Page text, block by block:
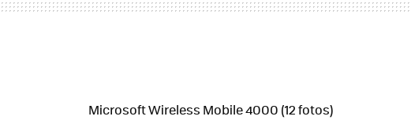
Microsoft Wireless Mobile 4000 (12 fotos)